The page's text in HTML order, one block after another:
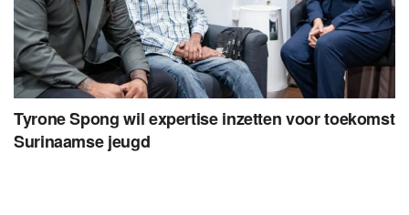
Tyrone Spong wil expertise inzetten voor toekomst
Surinaamse jeugd